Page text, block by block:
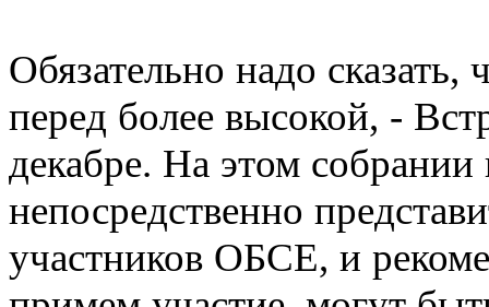
Обязательно надо сказать,
перед более высокой, -
декабре. На этом собрании
непосредственно
участников ОБСЕ, и